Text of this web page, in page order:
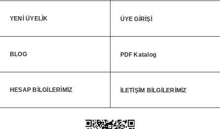
YENİ ÜYELİK ÜYE GİRİŞİ
BLOG PDF Katalog
HESAP BİLGİLERİMİZ İLETİŞİM BİLGİLERİMİZ